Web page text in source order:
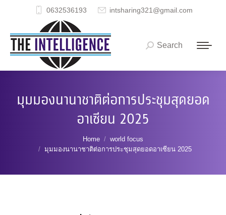
0632536193 intsharing321@gmail.com
Search:
Search
มุมมองนานาชาติต่อการประชุมสุดยอด
อาเซียน 2025
Home
world focus
มุมมองนานาชาติต่อการประชุมสุดยอดอาเซียน 2025